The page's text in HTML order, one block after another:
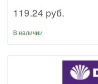
119.24 руб.
В наличии